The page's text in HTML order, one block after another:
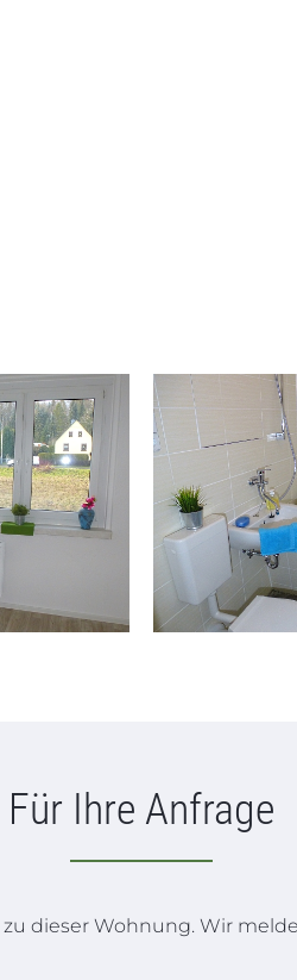
Für Ihre Anfrage
dieser Wohnung. Wir